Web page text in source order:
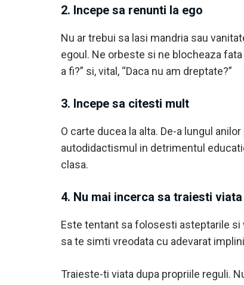
2. Incepe sa renunti la ego
Nu ar trebui sa lasi mandria sau
egoul. Ne orbeste si ne blocheaza
a fi?” si, vital, “Daca nu am dreptate?”
3. Incepe sa citesti mult
O carte ducea la alta. De-a lungul
autodidactismul in detrimentul
clasa.
4. Nu mai incerca sa traiesti
Este tentant sa folosesti asteptarile si
sa te simti vreodata cu adevarat
Traieste-ti viata dupa propriile reguli.